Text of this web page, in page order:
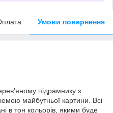
Умови повернення
підрамнику з
майбутньої картини. Всі
в тон кольорів, якими буде